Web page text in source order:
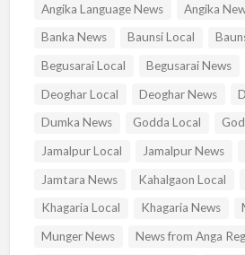
Angika Language News
Angika
Banka News
Baunsi Local
Begusarai Local
Begusarai News
Deoghar Local
Deoghar News
Dumka News
Godda Local
Jamalpur Local
Jamalpur News
Jamtara News
Kahalgaon Local
Khagaria Local
Khagaria News
Munger News
News from Anga